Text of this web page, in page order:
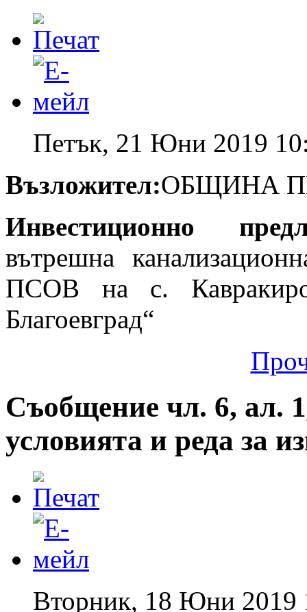
Петък, 21 Юни 2019
Възложител:ОБЩИНА
Инвестиционно
вътрешна
ПСОВ на с.
Благоевград“
Съобщение чл. 6, ал.
условията и реда за
Вторник, 18 Юни 2019